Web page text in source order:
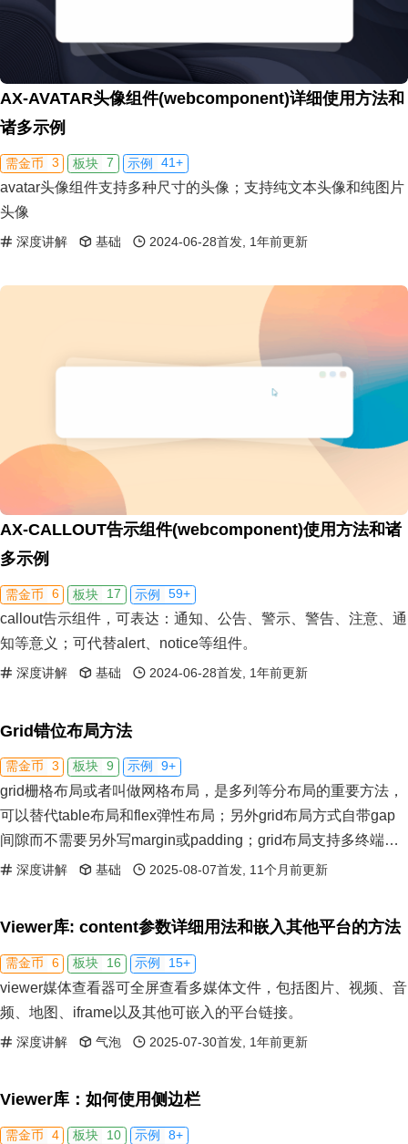
AX-AVATAR头像组件(webcomponent)详细使用方法和
诸多示例
需金币 3 板块 7 示例 41+
avatar头像组件支持多种尺寸的头像；支持纯文本头像和纯图片
头像
深度讲解 基础 2024-06-28首发, 1年前更新
AX-CALLOUT告示组件(webcomponent)使用方法和诸
多示例
需金币 6 板块 17 示例 59+
callout告示组件，可表达：通知、公告、警示、警告、注意、通
知等意义；可代替alert、notice等组件。
深度讲解 基础 2024-06-28首发, 1年前更新
Grid错位布局方法
需金币 3 板块 9 示例 9+
grid栅格布局或者叫做网格布局，是多列等分布局的重要方法，
可以替代table布局和flex弹性布局；另外grid布局方式自带gap
间隙而不需要另外写margin或padding；grid布局支持多终端自
适应。
深度讲解 基础 2025-08-07首发, 11个月前更新
Viewer库: content参数详细用法和嵌入其他平台的方法
需金币 6 板块 16 示例 15+
viewer媒体查看器可全屏查看多媒体文件，包括图片、视频、音
频、地图、iframe以及其他可嵌入的平台链接。
深度讲解 气泡 2025-07-30首发, 1年前更新
Viewer库：如何使用侧边栏
需金币 4 板块 10 示例 8+